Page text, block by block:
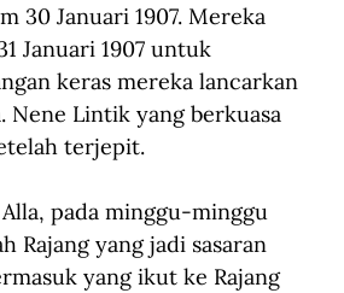
30 Januari 1907. Mereka
Januari 1907 untuk
keras mereka lancarkan
Nene Lintik yang berkuasa
terjepit.
pada minggu-minggu
Rajang yang jadi sasaran
yang ikut ke Rajang